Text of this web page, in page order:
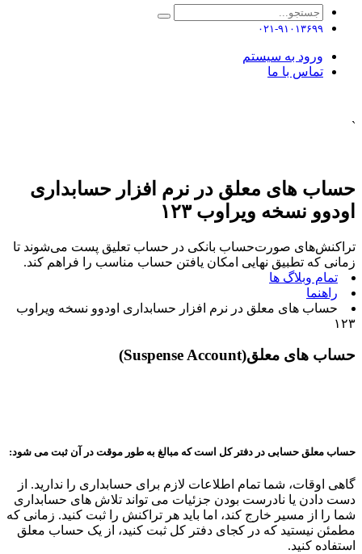
۰۲۱-۹۱۰۱۳۶۹۹
ورود به سیستم
تماس با ما
`
حساب های معلق در نرم افزار حسابداری
اودوو نسخه ویراوب ۱۲۳
تراکنش‌های صورت‌حساب بانکی در حساب تعلیق پست می‌شوند تا
زمانی که تطبیق نهایی امکان یافتن حساب مناسب را فراهم کند.
تمام وبلاگ ها
راهنما
حساب های معلق در نرم افزار حسابداری اودوو نسخه ویراوب
۱۲۳
حساب های معلق(Suspense Account)
حساب معلق حسابی در دفتر کل است که مبالغ به طور موقت در آن ثبت می شود:
گاهی اوقات، شما تمام اطلاعات لازم برای حسابداری را ندارید. از
دست دادن یا نادرست بودن جزئیات می تواند تلاش های حسابداری
شما را از مسیر خارج کند، اما باید هر تراکنش را ثبت کنید. زمانی که
مطمئن نیستید که در کجای دفتر کل ثبت کنید، از یک حساب معلق
استفاده کنید.